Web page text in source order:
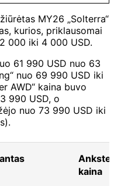
MY26 „Solterra“
kurios, priklausomai
000 iki 4 000 USD.
61 990 USD nuo 63
nuo 69 990 USD iki
AWD“ kaina buvo
990 USD, o
nuo 73 990 USD iki
kaina